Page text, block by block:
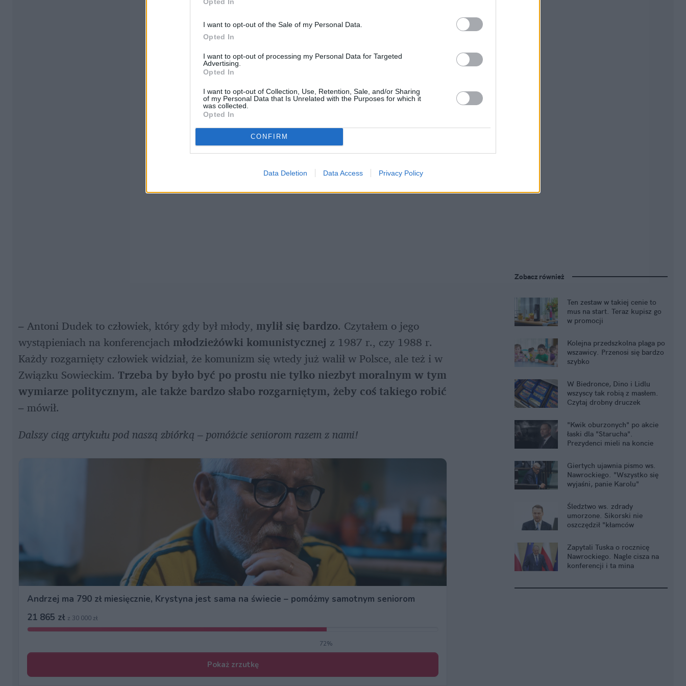
I want to opt-out of the Sale of my Personal Data.
Opted In
I want to opt-out of processing my Personal Data for Targeted
Advertising.
Opted In
I want to opt-out of Collection, Use, Retention, Sale, and/or Sharing
of my Personal Data that Is Unrelated with the Purposes for which it
was collected.
Opted In
CONFIRM
Data Deletion Data Access Privacy Policy
– Antoni Dudek to człowiek, który gdy był młody, mylił się bardzo. Czytałem o jego
wystąpieniach na konferencjach młodzieżówki komunistycznej z 1987 r., czy 1988 r.
Każdy rozgarnięty człowiek widział, że komunizm się wtedy już walił w Polsce, ale też i w
Związku Sowieckim. Trzeba by było być po prostu nie tylko niezbyt moralnym w tym
wymiarze politycznym, ale także bardzo słabo rozgarniętym, żeby coś takiego robić
– mówił.
Dalszy ciąg artykułu pod naszą zbiórką – pomóżcie seniorom razem z nami!
Zobacz również
Ten zestaw w takiej cenie to
mus na start. Teraz kupisz go
w promocji
Kolejna przedszkolna plaga po
wszawicy. Przenosi się bardzo
szybko
W Biedronce, Dino i Lidlu
wszyscy tak robią z masłem.
Czytaj drobny druczek
"Kwik oburzonych" po akcie
łaski dla "Starucha".
Prezydenci mieli na koncie
Giertych ujawnia pismo ws.
Nawrockiego. "Wszystko się
wyjaśni, panie Karolu"
Śledztwo ws. zdrady
umorzone. Sikorski nie
oszczędził "kłamców
Zapytali Tuska o rocznicę
Nawrockiego. Nagle cisza na
konferencji i ta mina